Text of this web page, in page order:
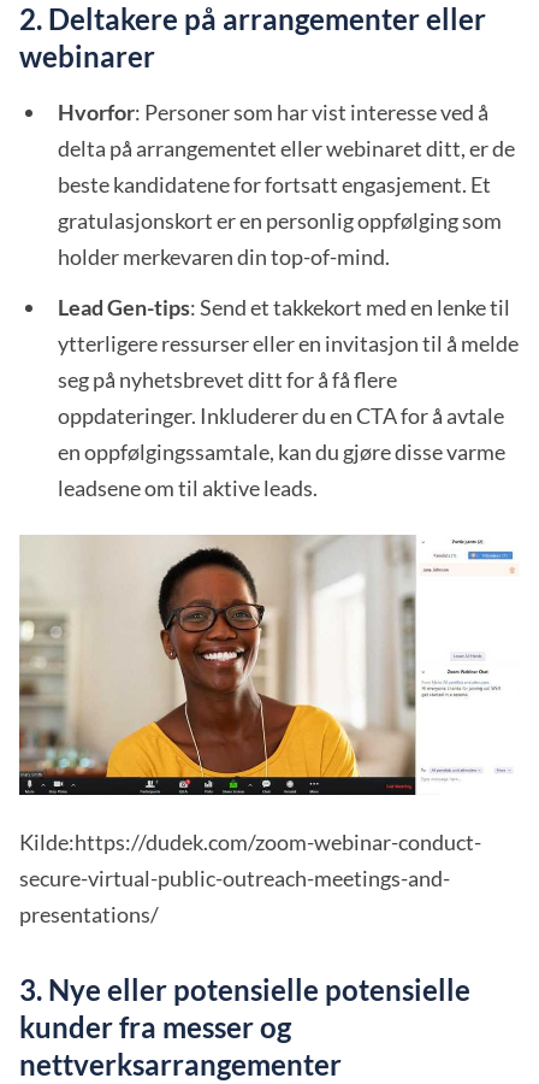
2. Deltakere på arrangementer eller
webinarer
Hvorfor: Personer som har vist interesse ved å
delta på arrangementet eller webinaret ditt, er de
beste kandidatene for fortsatt engasjement. Et
gratulasjonskort er en personlig oppfølging som
holder merkevaren din top-of-mind.
Lead Gen-tips: Send et takkekort med en lenke til
ytterligere ressurser eller en invitasjon til å melde
seg på nyhetsbrevet ditt for å få flere
oppdateringer. Inkluderer du en CTA for å avtale
en oppfølgingssamtale, kan du gjøre disse varme
leadsene om til aktive leads.
Kilde:https://dudek.com/zoom-webinar-conduct-
secure-virtual-public-outreach-meetings-and-
presentations/
3. Nye eller potensielle potensielle
kunder fra messer og
nettverksarrangementer